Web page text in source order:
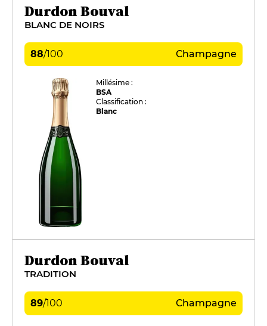
Durdon Bouval
BLANC DE NOIRS
88/100 Champagne
Millésime :
BSA
Classification :
Blanc
Durdon Bouval
TRADITION
89/100 Champagne